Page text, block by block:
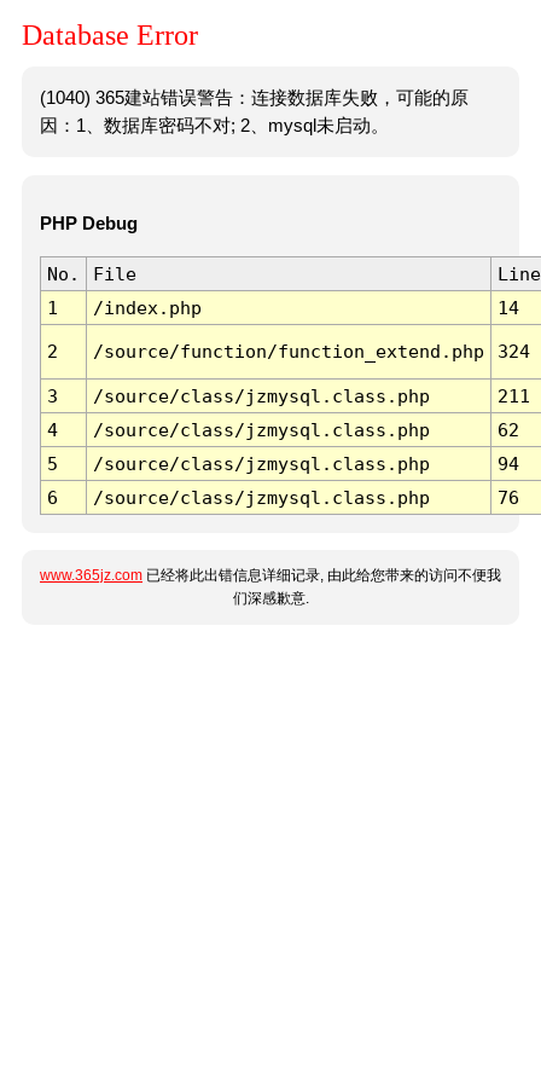
Database Error
(1040) 365建站错误警告：连接数据库失败，可能的原
因：1、数据库密码不对; 2、mysql未启动。
PHP Debug
No. File
Line
1
/index.php 14
2 /source/function/function_extend.php 324
3 /source/class/jzmysql.class.php
211
4
/source/class/jzmysql.class.php
62
5
/source/class/jzmysql.class.php
94
6
/source/class/jzmysql.class.php 76
www.365jz.com 已经将此出错信息详细记录, 由此给您带来的访问不便我
们深感歉意.